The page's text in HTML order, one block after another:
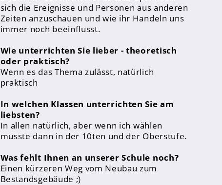
sich die Ereignisse und Personen aus anderen
Zeiten anzuschauen und wie ihr Handeln uns
immer noch beeinflusst.
Wie unterrichten Sie lieber - theoretisch
oder praktisch?
Wenn es das Thema zulässt, natürlich
praktisch
In welchen Klassen unterrichten Sie am
liebsten?
In allen natürlich, aber wenn ich wählen
musste dann in der 10ten und der Oberstufe.
Was fehlt Ihnen an unserer Schule noch?
Einen kürzeren Weg vom Neubau zum
Bestandsgebäude ;)